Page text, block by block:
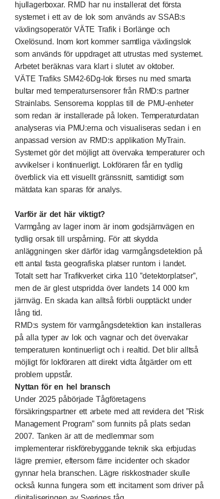
hjullagerboxar. RMD har nu installerat det första
systemet i ett av de lok som används av SSAB:s
växlingsoperatör VÄTE Trafiki Borlänge och
Oxelösund. Inom kort kommer samtliga växlingslok
som används för uppdraget att utrustas med systemet.
Arbetet beräknas vara klart i slutet av oktober.
VÄTE Trafiks SM42-6Dg-lok förses nu med smarta
bultar med temperatursensorer från RMD:s partner
Strainlabs. Sensorerna kopplas till de PMU-enheter
som redan är installerade på loken. Temperaturdatan
analyserasvia PMU:erna och visualiseras sedan i en
anpassad version av RMD:s applikation MyTrain.
Systemet gör det möjligt att övervaka temperaturer och
avvikelser i kontinuerligt. Lokföraren får en tydlig
överblick via ett visuellt gränssnitt, samtidigt som
mätdata kan sparas för analys.
Varför är det här viktigt?
Varmgång av lager inom är inom godsjärnvägen en
tydlig orsak till urspårning. För att skydda
anläggningen sker därför idag varmgångsdetektion på
ett antal fasta geografiska platser runtom i landet.
Totalt sett har Trafikverket cirka 110 ”detektorplatser”,
men de är glest utspridda över landets 14 000 km
järnväg. En skada kan alltså förbli oupptäckt under
lång tid.
RMD:s system för varmgångsdetektion kan installeras
på alla typer av lok och vagnar och det övervakar
temperaturen kontinuerligt och i realtid. Det blir alltså
möjligt för lokföraren att direkt vidta åtgärder om ett
problem uppstår.
Nyttan för en hel bransch
Under 2025 påbörjade Tågföretagens
försäkringspartner ett arbete med att revidera det ”Risk
Management Program” som funnits på plats sedan
2007. Tanken är att de medlemmar som
implementerar riskförebyggande teknik ska erbjudas
lägre premier, eftersom färre incidenter och skador
gynnar hela branschen. Lägre riskkostnader skulle
också kunna fungera som ett incitament som driver på